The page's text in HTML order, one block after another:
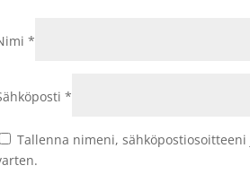
*
*
Tallenna nimeni,